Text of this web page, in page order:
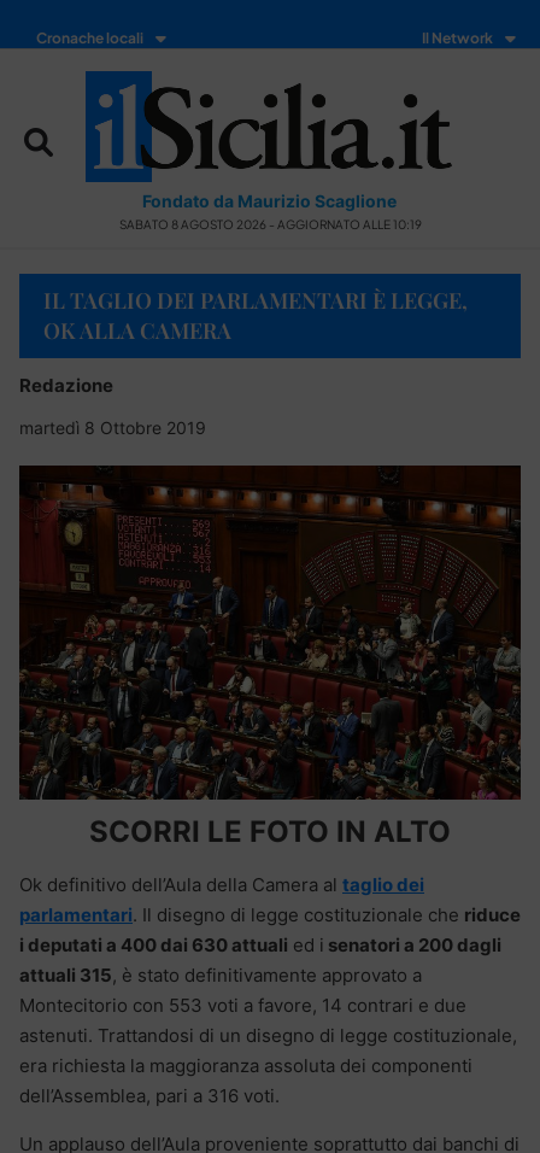
Cronache locali Il Network
Fondato da Maurizio Scaglione
SABATO 8 AGOSTO 2026 - AGGIORNATO ALLE 10:19
IL TAGLIO DEI PARLAMENTARI È LEGGE,
OK ALLA CAMERA
Redazione
martedì 8 Ottobre 2019
SCORRI LE FOTO IN ALTO
Ok definitivo dell’Aula della Camera al taglio dei
parlamentari. Il disegno di legge costituzionale che riduce
i deputati a 400 dai 630 attuali ed i senatori a 200 dagli
attuali 315, è stato definitivamente approvato a
Montecitorio con 553 voti a favore, 14 contrari e due
astenuti. Trattandosi di un disegno di legge costituzionale,
era richiesta la maggioranza assoluta dei componenti
dell’Assemblea, pari a 316 voti.
Un applauso dell’Aula proveniente soprattutto dai banchi di